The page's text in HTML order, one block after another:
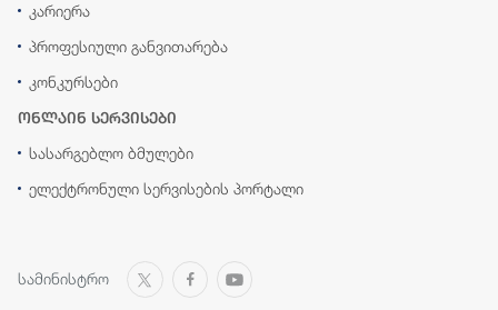
კარიერა
პროფესიული განვითარება
კონკურსები
ონლაინ სერვისები
სასარგებლო ბმულები
ელექტრონული სერვისების პორტალი
სამინისტრო